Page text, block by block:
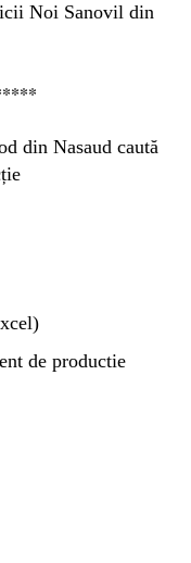
Noi Sanovil din
din Nasaud caută
de productie